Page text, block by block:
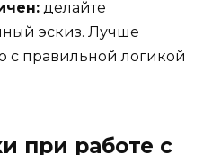
делайте
эскиз. Лучше
с правильной логикой
при работе с